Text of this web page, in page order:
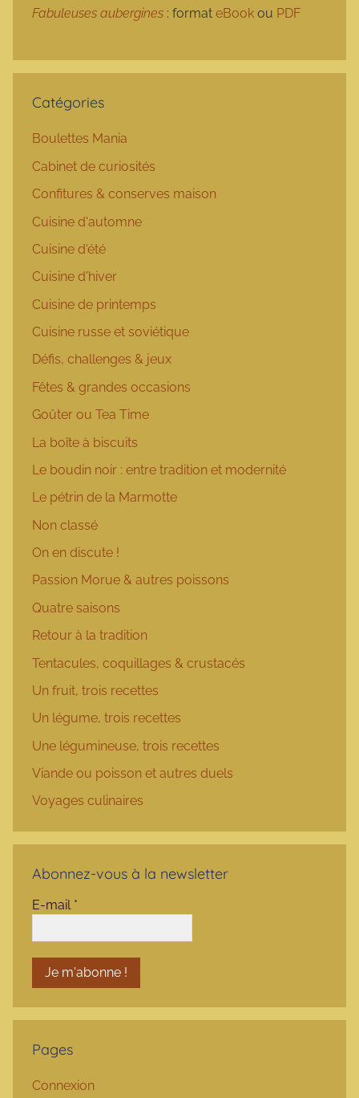
Fabuleuses aubergines : format eBook ou PDF
Catégories
Boulettes Mania
Cabinet de curiosités
Confitures & conserves maison
Cuisine d'automne
Cuisine d'été
Cuisine d'hiver
Cuisine de printemps
Cuisine russe et soviétique
Défis, challenges & jeux
Fêtes & grandes occasions
Goûter ou Tea Time
La boîte à biscuits
Le boudin noir : entre tradition et modernité
Le pétrin de la Marmotte
Non classé
On en discute !
Passion Morue & autres poissons
Quatre saisons
Retour à la tradition
Tentacules, coquillages & crustacés
Un fruit, trois recettes
Un légume, trois recettes
Une légumineuse, trois recettes
Viande ou poisson et autres duels
Voyages culinaires
Abonnez-vous à la newsletter
E-mail *
Pages
Connexion